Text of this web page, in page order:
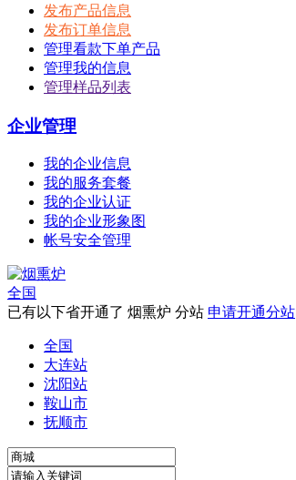
发布产品信息
发布订单信息
管理看款下单产品
管理我的信息
管理样品列表
企业管理
我的企业信息
我的服务套餐
我的企业认证
我的企业形象图
帐号安全管理
全国
已有以下省开通了 烟熏炉 分站 申请开通分站
全国
大连站
沈阳站
鞍山市
抚顺市